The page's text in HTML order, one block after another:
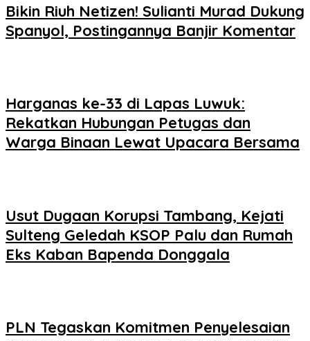
Bikin Riuh Netizen! Sulianti Murad Dukung
Spanyol, Postingannya Banjir Komentar
Harganas ke-33 di Lapas Luwuk:
Rekatkan Hubungan Petugas dan
Warga Binaan Lewat Upacara Bersama
Usut Dugaan Korupsi Tambang, Kejati
Sulteng Geledah KSOP Palu dan Rumah
Eks Kaban Bapenda Donggala
PLN Tegaskan Komitmen Penyelesaian